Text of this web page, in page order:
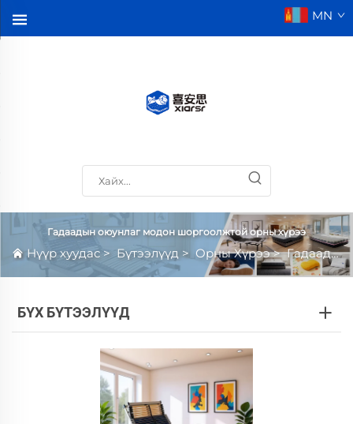
MN
Гадаадын оюунлаг модон шоргоолжтой орны хүрээ
Нүүр хуудас >Бүтээлүүд > Орны Хүрээ>Гадаадын оюунлаг модон шоргоолжтой орны хүрээ
БҮХ БҮТЭЭЛҮҮД